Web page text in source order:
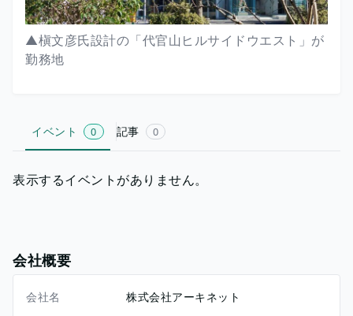
▲槇文彦氏設計の「代官山ヒルサイドウエスト」が
勤務地
イベント 0 記事 0
表示するイベントがありません。
会社概要
会社名 株式会社アーキネット